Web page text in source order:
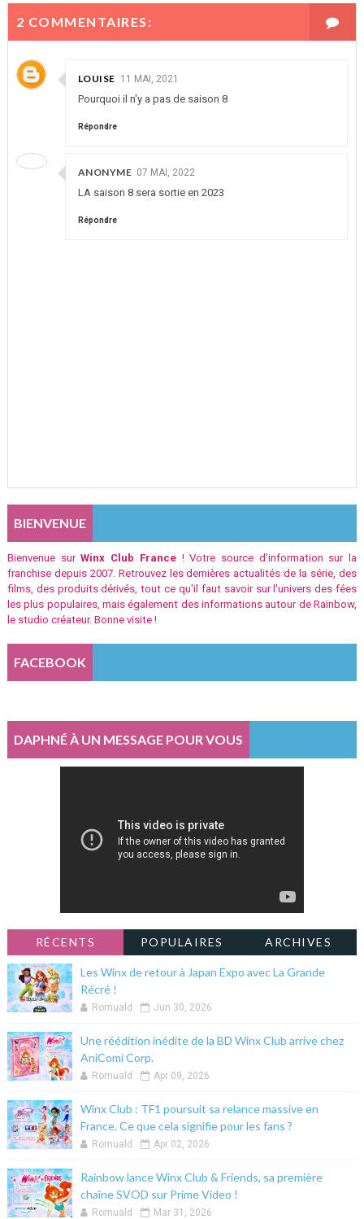
2 COMMENTAIRES:
LOUISE 11 MAI, 2021
Pourquoi il n'y a pas de saison 8
Répondre
ANONYME 07 MAI, 2022
LA saison 8 sera sortie en 2023
Répondre
BIENVENUE
Bienvenue surWinx Club France! Votre source d'information sur la
franchise depuis 2007. Retrouvez les dernières actualités de la série, des
films, des produits dérivés, tout ce qu'il faut savoir sur l'univers des fées
les plus populaires, mais également des informations autour de Rainbow,
le studio créateur. Bonne visite !
FACEBOOK
DAPHNÉ À UN MESSAGE POUR VOUS
RÉCENTS POPULAIRES ARCHIVES
Les Winx de retour à Japan Expo avec La Grande
Récré !
Romuald Jun 30, 2026
Une réédition inédite de la BD Winx Club arrive chez
AniComi Corp.
Romuald Apr 09, 2026
Winx Club : TF1 poursuit sa relance massive en
France. Ce que cela signifie pour les fans ?
Romuald Apr 02, 2026
Rainbow lance Winx Club & Friends, sa première
chaîne SVOD sur Prime Video !
Romuald Mar 31, 2026